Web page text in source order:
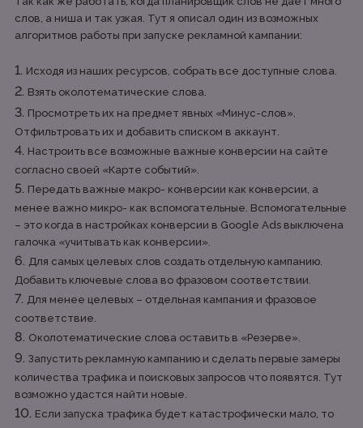
слов, а ниша и так узкая. Тут я описал один из возможных
алгоритмов работы при запуске рекламной кампании:
Исходя из наших ресурсов, собрать все доступные слова.
Взять околотематические слова.
Просмотреть их на предмет явных «Минус-слов».
Отфильтровать их и добавить списком в аккаунт.
Настроить все возможные важные конверсии на сайте
согласно своей «Карте событий».
Передать важные макро- конверсии как конверсии, а
менее важно микро- как вспомогательные. Вспомогательные
– это когда в настройках конверсии в Google Ads выключена
галочка «учитывать как конверсии».
Для самых целевых слов создать отдельную кампанию.
Добавить ключевые слова во фразовом соответствии.
Для менее целевых – отдельная кампания и фразовое
соответствие.
Околотематические слова оставить в «Резерве».
Запустить рекламную кампанию и сделать первые замеры
количества трафика и поисковых запросов что появятся. Тут
возможно удастся найти новые.
Если запуска трафика будет катастрофически мало, то